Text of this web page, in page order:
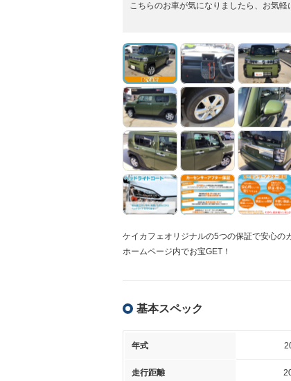
こちらのお車が気になりましたら、お気軽
ケイカフェオリジナルの5つの保証で安心の
ホームページ内でお宝GET！
基本スペック
年式
走行距離